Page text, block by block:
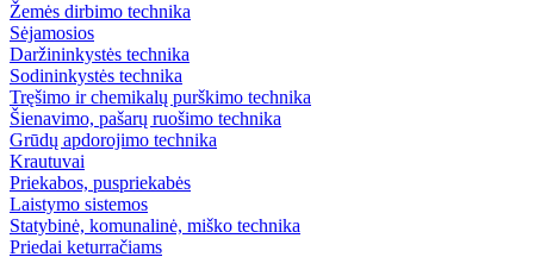
Žemės dirbimo technika
Sėjamosios
Daržininkystės technika
Sodininkystės technika
Tręšimo ir chemikalų purškimo technika
Šienavimo, pašarų ruošimo technika
Grūdų apdorojimo technika
Krautuvai
Priekabos, puspriekabės
Laistymo sistemos
Statybinė, komunalinė, miško technika
Priedai keturračiams